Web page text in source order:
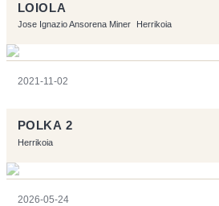
LOIOLA
Jose Ignazio Ansorena Miner Herrikoia
2021-11-02
POLKA 2
Herrikoia
2026-05-24